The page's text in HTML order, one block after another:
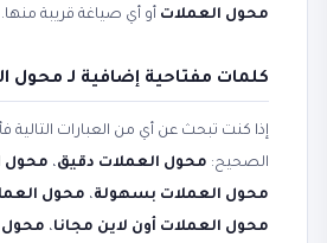
محول العملات أو أي صياغة قريبة منها.
كلمات مفتاحية إضافية لـ محول
إذا كنت تبحث عن أي من العبارات التالية
الصحيح: محول العملات دقيق، محول
محول العملات بسهولة، محول
محول العملات أون لاين مجانا، محول